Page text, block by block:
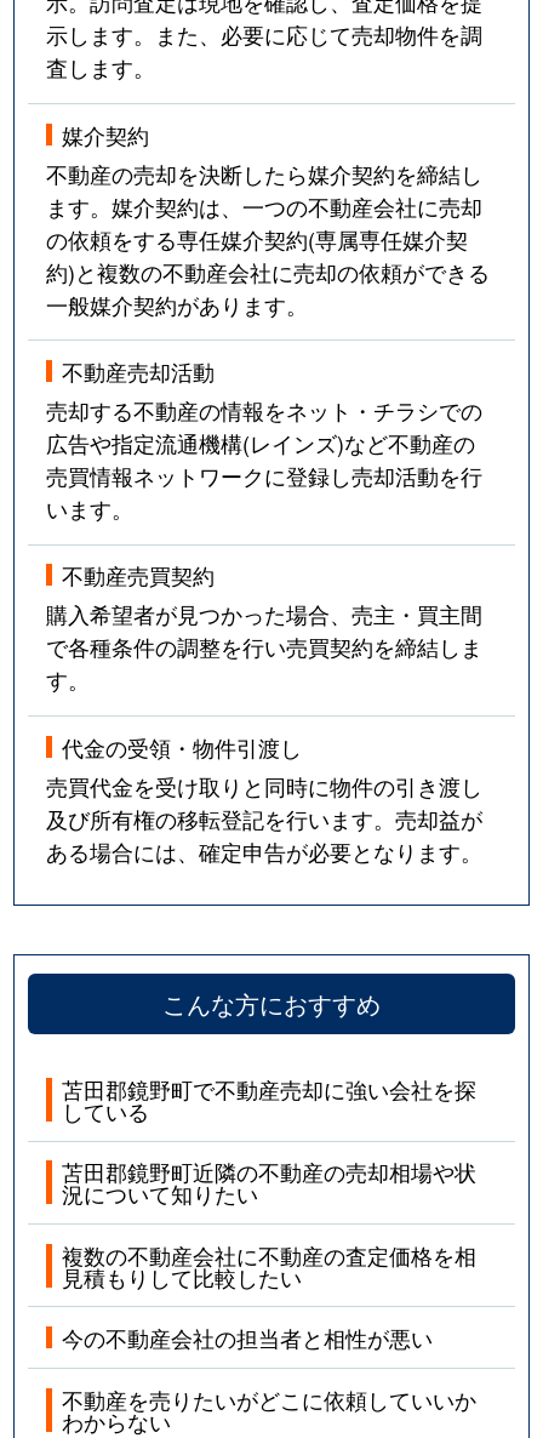
示します。また、必要に応じて売却物件を調
査します。
媒介契約
不動産の売却を決断したら媒介契約を締結し
ます。媒介契約は、一つの不動産会社に売却
の依頼をする専任媒介契約(専属専任媒介契
約)と複数の不動産会社に売却の依頼ができる
一般媒介契約があります。
不動産売却活動
売却する不動産の情報をネット・チラシでの
広告や指定流通機構(レインズ)など不動産の
売買情報ネットワークに登録し売却活動を行
います。
不動産売買契約
購入希望者が見つかった場合、売主・買主間
で各種条件の調整を行い売買契約を締結しま
す。
代金の受領・物件引渡し
売買代金を受け取りと同時に物件の引き渡し
及び所有権の移転登記を行います。売却益が
ある場合には、確定申告が必要となります。
こんな方におすすめ
苫田郡鏡野町で不動産売却に強い会社を探
している
苫田郡鏡野町近隣の不動産の売却相場や状
況について知りたい
複数の不動産会社に不動産の査定価格を相
見積もりして比較したい
今の不動産会社の担当者と相性が悪い
不動産を売りたいがどこに依頼していいか
わからない